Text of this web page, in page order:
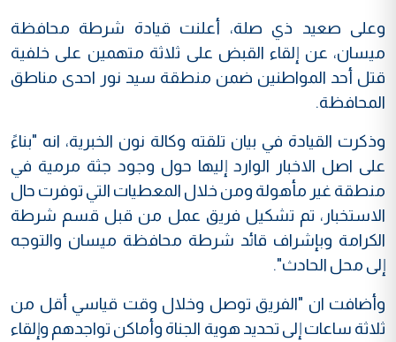
وعلى صعيد ذي صلة، أعلنت قيادة شرطة محافظة
ميسان، عن إلقاء القبض على ثلاثة متهمين على خلفية
قتل أحد المواطنين ضمن منطقة سيد نور احدى مناطق
المحافظة.
وذكرت القيادة في بيان تلقته وكالة نون الخبرية، انه "بناءً
على اصل الاخبار الوارد إليها حول وجود جثة مرمية في
منطقة غير مأهولة ومن خلال المعطيات التي توفرت حال
الاستخبار، تم تشكيل فريق عمل من قبل قسم شرطة
الكرامة وبإشراف قائد شرطة محافظة ميسان والتوجه
إلى محل الحادث".
وأضافت ان "الفريق توصل وخلال وقت قياسي أقل من
ثلاثة ساعات إلى تحديد هوية الجناة وأماكن تواجدهم وإلقاء